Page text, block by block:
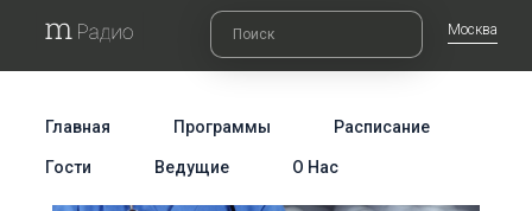
Москва
Главная Программы Расписание
Гости Ведущие О Нас